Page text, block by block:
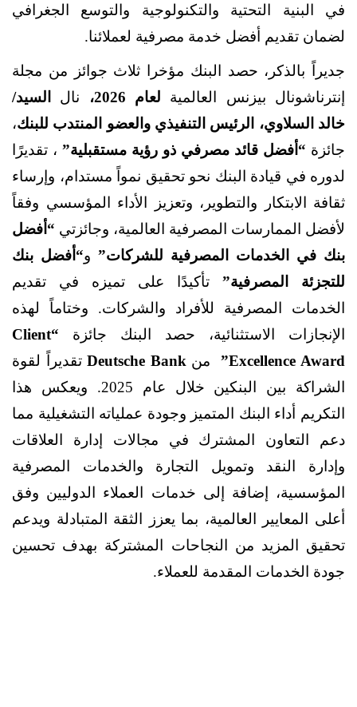
في البنية التحتية والتكنولوجية والتوسع الجغرافي
لضمان تقديم أفضل خدمة مصرفية لعملائنا.
جديراً بالذكر، حصد البنك مؤخرا ثلاث جوائز من مجلة
إنترناشونال بيزنس العالمية لعام 2026، نال
السيد/
خالد السلاوي، الرئيس التنفيذي والعضو المنتدب للبنك،
جائزة “أفضل قائد مصرفي ذو رؤية مستقبلية” ، تقديرًا
لدوره في قيادة البنك نحو تحقيق نمواً مستدام، وإرساء
ثقافة الابتكار والتطوير، وتعزيز الأداء المؤسسي وفقاً
لأفضل الممارسات المصرفية العالمية، وجائزتي “أفضل
بنك في الخدمات المصرفية للشركات” و“أفضل بنك
للتجزئة المصرفية” تأكيدًا على تميزه في تقديم
الخدمات المصرفية للأفراد والشركات. وختاماً لهذه
الإنجازات الاستثنائية، حصد البنك جائزة
“Client
Excellence Award” منDeutsche Bank تقديراً لقوة
الشراكة بين البنكين
خلال عام 2025. ويعكس هذا
التكريم أداء البنك المتميز وجودة عملياته التشغيلية مما
دعم التعاون المشترك في مجالات إدارة العلاقات
وإدارة النقد وتمويل التجارة والخدمات المصرفية
المؤسسية، إضافة إلى خدمات العملاء الدوليين وفق
أعلى المعايير العالمية، بما يعزز الثقة المتبادلة ويدعم
تحقيق المزيد من النجاحات المشتركة بهدف تحسين
جودة الخدمات المقدمة للعملاء.